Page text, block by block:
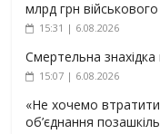
млрд грн
15:31 | 6.08.2026
Смертельна
15:07 | 6.08.2026
«Не хочемо
об’єднання